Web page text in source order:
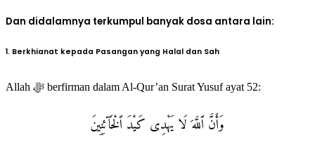
Dan didalamnya terkumpul banyak dosa antara lain:
1. Berkhianat kepada Pasangan yang Halal dan Sah
Allah ﷻ berfirman dalam Al-Qur’an Surat Yusuf ayat 52:
وَأَنَّ ٱللَّهَ لَا يَهْدِى كَيْدَ ٱلْخَآئِنِينَ